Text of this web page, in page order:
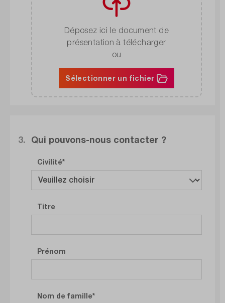
Déposez ici le document de
présentation à télécharger
ou
Sélectionner un fichier
Qui pouvons-nous contacter ?
3.
Civilité
Titre
Prénom
Nom de famille